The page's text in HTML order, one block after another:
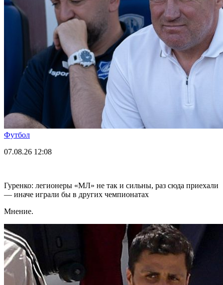
Футбол
07.08.26 12:08
Гуренко: легионеры «МЛ» не так и сильны, раз сюда приехали
— иначе играли бы в других чемпионатах
Мнение.